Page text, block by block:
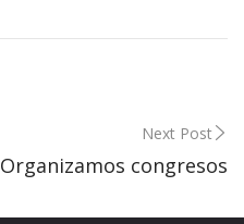
Next Post
Organizamos congresos